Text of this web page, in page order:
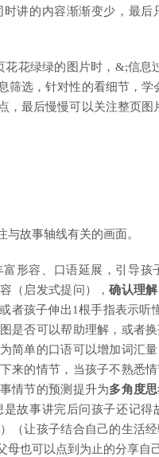
讲的内容渐渐变少，最
花花绿绿的图片时，&;信息
筛选，针对性的看细节，
，最后慢慢可以关注整页
故事轴线有关的画面。
形容、口语延展，引导
（启发式提问），确认理解
者孩子伸出1根手指表示
是否可以帮助理解，或者
简单的口语可以增加词汇量
来的情节，当孩子不熟悉
情节的预测提升为多角度
故事讲完后问孩子还记
（让孩子结合自己的生活
也可以点到为止的分享自